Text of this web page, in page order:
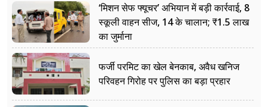
‘मिशन सेफ फ्यूचर’ अभियान में बड़ी कार्रवाई, 8
स्कूली वाहन सीज, 14 के चालान; ₹1.5 लाख
का जुर्माना
फर्जी परमिट का खेल बेनकाब, अवैध खनिज
परिवहन गिरोह पर पुलिस का बड़ा प्रहार